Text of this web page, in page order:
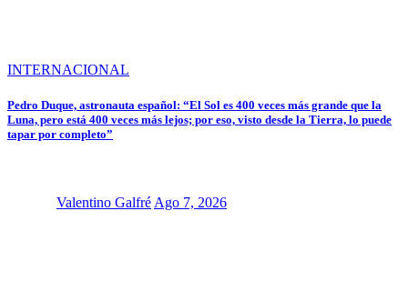
INTERNACIONAL
Pedro Duque, astronauta español: “El Sol es 400 veces más grande que la
Luna, pero está 400 veces más lejos; por eso, visto desde la Tierra, lo puede
tapar por completo”
Valentino Galfré Ago 7, 2026